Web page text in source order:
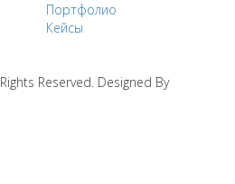
Портфолио
Кейсы
Reserved. Designed By